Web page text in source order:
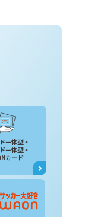
一体型・
一体型・
カード